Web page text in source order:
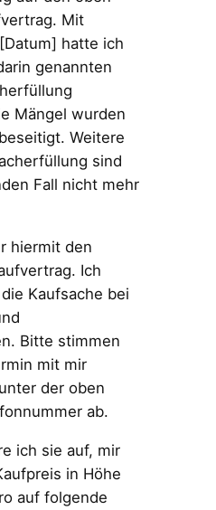
Mit
hatte ich
genannten
Mängel wurden
Weitere
sind
Fall nicht mehr
hiermit den
Ich
Kaufsache bei
Bitte stimmen
mit mir
der oben
ab.
ich sie auf, mir
in Höhe
auf folgende